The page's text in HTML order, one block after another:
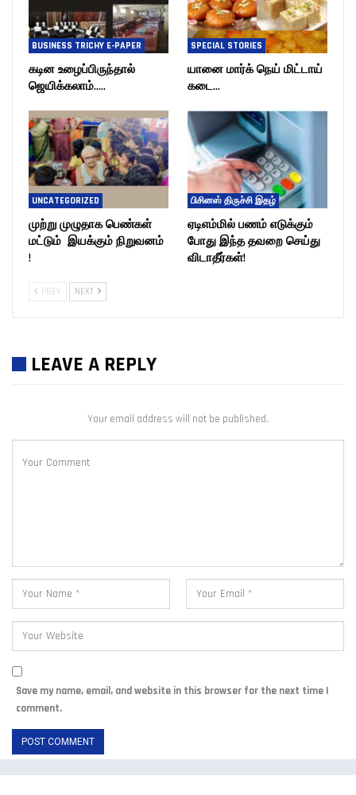
BUSINESS TRICHY E-PAPER
கடின உழைப்பிருந்தால்
ஜெயிக்கலாம்…..
SPECIAL STORIES
யானை மார்க் நெய் மிட்டாய்
கடை…
UNCATEGORIZED
முற்று முழுதாக பெண்கள்
மட்டும் இயக்கும் நிறுவனம்
!
பிசினஸ் திருச்சி இதழ்
ஏடிஎம்மில் பணம் எடுக்கும்
போது இந்த தவறை செய்து
விடாதீர்கள்!
PREV NEXT
LEAVE A REPLY
Your email address will not be published.
Save my name, email, and website in this browser for the next time I
comment.